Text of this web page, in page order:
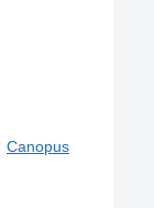
Canopus